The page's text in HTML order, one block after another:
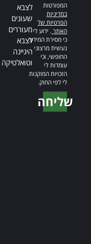
המפורטות
במדיניות
הפרטיות של
האתר. ידוע לי
כי מסירת המידע
נעשית מרצוני
החופשי, וכי
עומדות לי
הזכויות המוקנות
לי לפי החוק.
שליחה
לצבא
שעונים
מעוררים
לצבא
היגיינה
וטואלטיקה